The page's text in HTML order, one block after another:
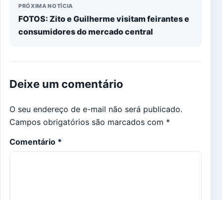
PRÓXIMA NOTÍCIA
FOTOS: Zito e Guilherme visitam feirantes e
consumidores do mercado central
Deixe um comentário
O seu endereço de e-mail não será publicado.
Campos obrigatórios são marcados com *
Comentário *